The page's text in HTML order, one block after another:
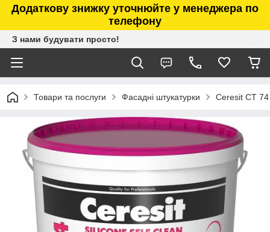
Додаткову знижку уточнюйте у менеджера по
телефону
З нами будувати просто!
Товари та послуги Фасадні штукатурки Ceresit CT 74